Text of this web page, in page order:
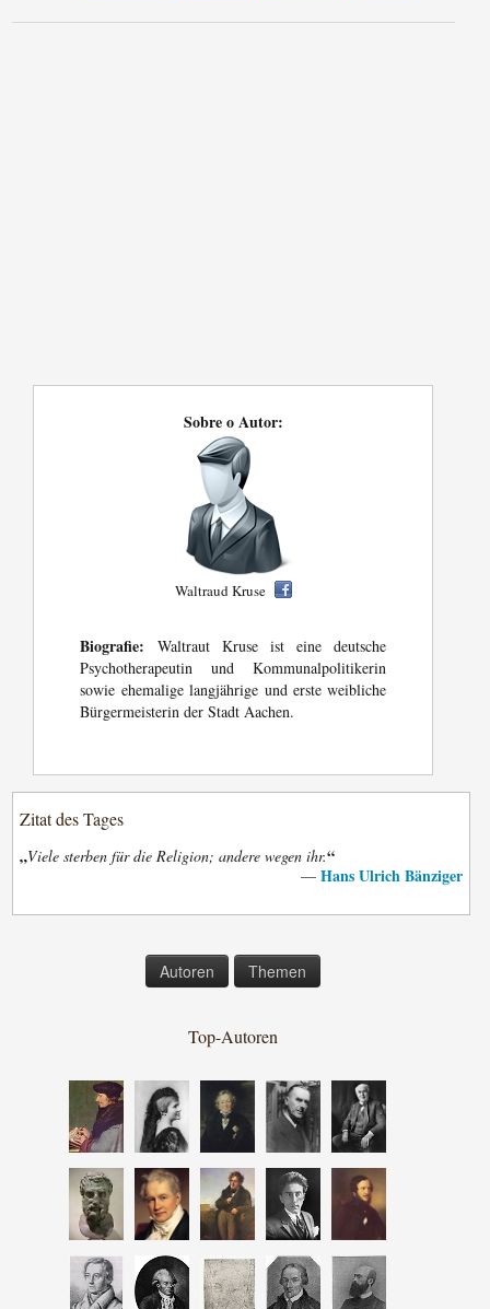
Sobre o Autor:
Waltraud Kruse
Biografie: Waltraut Kruse ist eine deutsche
Psychotherapeutin und Kommunalpolitikerin
sowie ehemalige langjährige und erste weibliche
Bürgermeisterin der Stadt Aachen.
Zitat des Tages
„Viele sterben für die Religion; andere wegen ihr.“
— Hans Ulrich Bänziger
Autoren Themen
Top-Autoren